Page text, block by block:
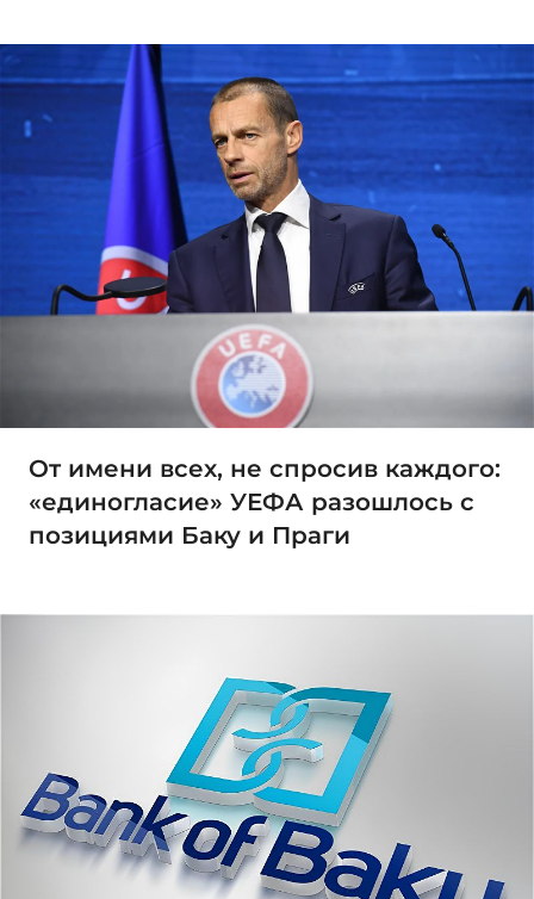
От имени всех, не спросив каждого:
«единогласие» УЕФА разошлось с
позициями Баку и Праги